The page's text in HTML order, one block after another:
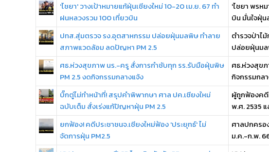
'ไชยา' วางเป้าหมายแก้ฝุ่นเชียงใหม่ 10-20 เม.ย. 67 ทำ
ฝนหลวงรวม 100 เที่ยวบิน
'ไชยา พรห
บิน มั่นใจฝุ่
ปทส.สุ่มตรวจ รง.อุตสาหกรรม ปล่อยฝุ่นมลพิษ ทำลาย
สภาพแวดล้อม ลดปัญหา PM 2.5
ตำรวจป่าไ
ปล่อยฝุ่นม
ศธ.ห่วงสุขภาพ นร.-ครู สั่งการกำชับทุก รร.รับมือฝุ่นพิษ
PM 2.5 งดกิจกรรมกลางแจ้ง
ศธ.ห่วงสุข
กิจกรรมกล
บิ๊กตู่ไม่ทำหน้าที่! สรุปคำพิพากษา ศาล ปค.เชียงใหม่
ฉบับเต็ม สั่งเร่งแก้ปัญหาฝุ่น PM 2.5
ผู้ถูกฟ้องค
พ.ศ. 2535
ยกฟ้อง! คดีประชาชนจ.เชียงใหม่ฟ้อง 'ประยุทธ์' ไม่
จัดการฝุ่น PM2.5
ศาลปกครอ
ม.ค.-ก.พ.